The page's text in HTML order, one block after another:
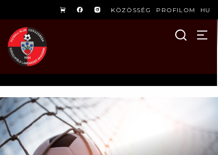
KÖZÖSSÉG PROFILOM HU